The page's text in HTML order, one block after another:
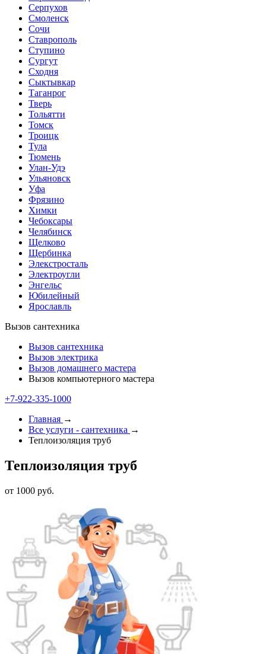
Серпухов
Смоленск
Сочи
Ставрополь
Ступино
Сургут
Сходня
Сыктывкар
Таганрог
Тверь
Тольятти
Томск
Троицк
Тула
Тюмень
Улан-Удэ
Ульяновск
Уфа
Фрязино
Химки
Чебоксары
Челябинск
Щелково
Щербинка
Элекстросталь
Электроугли
Энгельс
Юбилейный
Ярославль
Вызов сантехника
Вызов сантехника
Вызов электрика
Вызов домашнего мастера
Вызов компьютерного мастера
+7-922-335-1000
Главная →
Все услуги - cантехника →
Теплоизоляция труб
Теплоизоляция труб
от 1000 руб.